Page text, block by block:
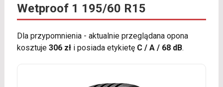
Wetproof 1 195/60 R15
Dla przypomnienia - aktualnie przeglądana opona
kosztuje 306 złi posiada etykietę C / A / 68 dB.